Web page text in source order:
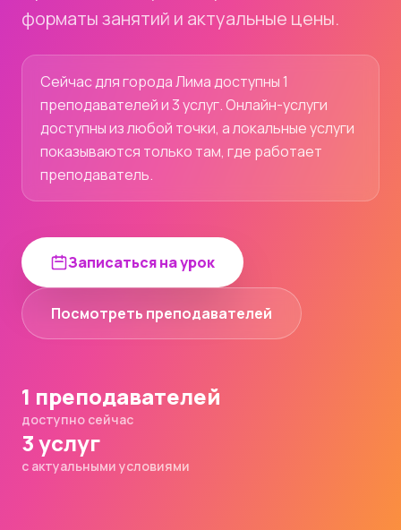
форматы занятий и актуальные цены.
Сейчас для города Лима доступны 1
преподавателей и 3 услуг. Онлайн-услуги
доступны из любой точки, а локальные услуги
показываются только там, где работает
преподаватель.
Записаться на урок
Посмотреть преподавателей
1 преподавателей
доступно сейчас
3 услуг
с актуальными условиями